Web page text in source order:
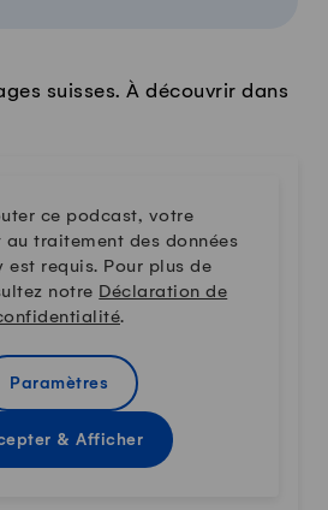
suisses. À découvrir dans
ce podcast, votre
au traitement des données
est requis. Pour plus de
notre Déclaration de
.
Paramètres
& Afficher